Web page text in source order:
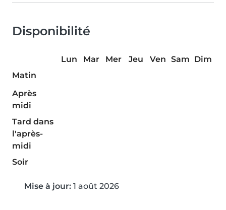
Disponibilité
Lun Mar Mer Jeu Ven Sam Dim
Matin
Après
midi
Tard dans
l'après-
midi
Soir
Mise à jour: 1 août 2026